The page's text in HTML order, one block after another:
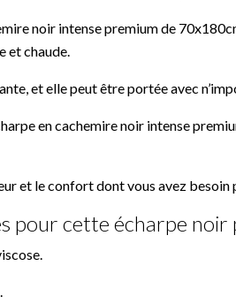
noir intense premium de
et chaude.
et elle peut être portée avec
en cachemire noir intense
et le confort dont vous avez
pour cette écharpe